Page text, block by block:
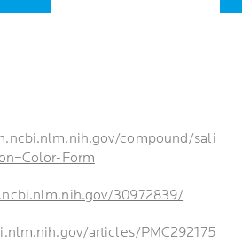
compound/sali
Form
30972839/
articles/PMC292175